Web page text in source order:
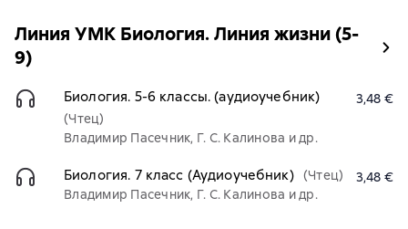
Линия УМК Биология. Линия жизни (5-
9)
Биология. 5-6 классы. (аудиоучебник)
(Чтец)
Владимир Пасечник, Г. С. Калинова и др.
3,48 €
Биология. 7 класс (Аудиоучебник) (Чтец)
Владимир Пасечник, Г. С. Калинова и др.
3,48 €